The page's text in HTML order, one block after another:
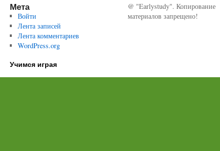
Мета
Войти
Лента записей
Лента комментариев
WordPress.org
@ "Earlystudy". Копирование
материалов запрещено!
Учимся играя